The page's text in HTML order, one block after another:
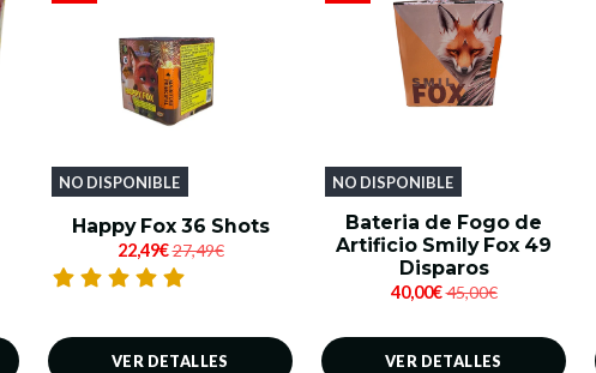
NO DISPONIBLE
Happy Fox 36 Shots
22,49€27,49€
VER DETALLES
NO DISPONIBLE
Bateria de Fogo de
Artificio Smily Fox 49
Disparos
40,00€45,00€
VER DETALLES